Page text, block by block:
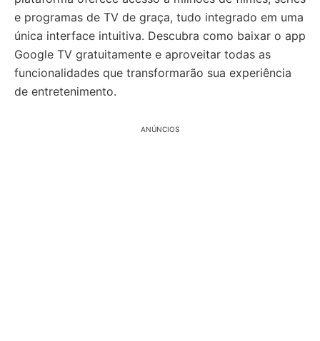
e programas de TV de graça, tudo integrado em uma
única interface intuitiva. Descubra como baixar o app
Google TV gratuitamente e aproveitar todas as
funcionalidades que transformarão sua experiência
de entretenimento.
ANÚNCIOS